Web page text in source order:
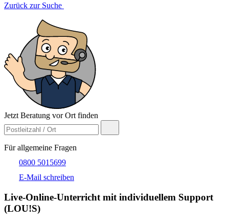
Zurück zur Suche
Jetzt Beratung vor Ort finden
Für allgemeine Fragen
0800 5015699
E-Mail schreiben
Live-​Online-Unterricht mit individuellem Support
(LOU!S)